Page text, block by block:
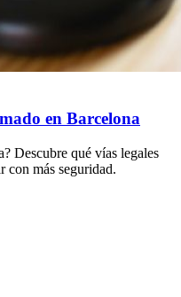
en Barcelona
Descubre qué vías legales
con más seguridad.